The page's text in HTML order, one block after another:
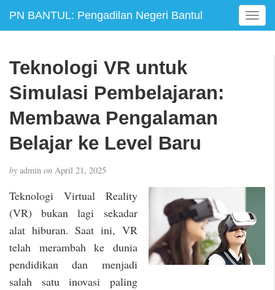
PN BANTUL: Pengadilan Negeri Bantul
T
o
n
Teknologi VR untuk
Simulasi Pembelajaran:
Membawa Pengalaman
Belajar ke Level Baru
by admin on April 21, 2025
Teknologi Virtual Reality
(VR) bukan lagi sekadar
alat hiburan. Saat ini, VR
telah merambah ke dunia
pendidikan dan menjadi
salah satu inovasi paling